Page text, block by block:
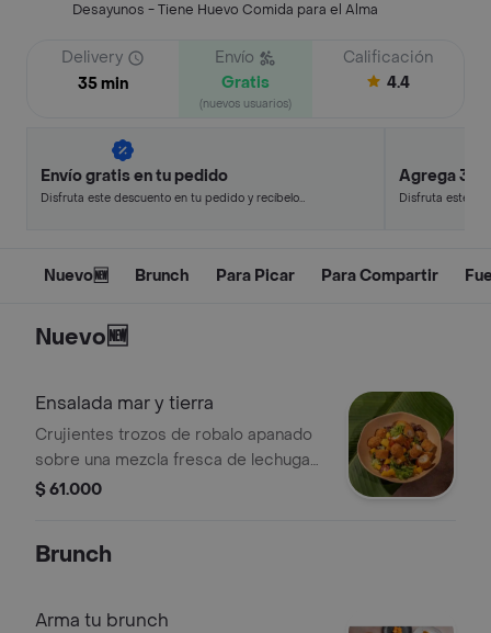
Desayunos - Tiene Huevo Comida para el Alma
Delivery
35 min
Envío
Gratis
(nuevos usuarios)
Calificación
4.4
Envío gratis en tu pedido
Disfruta este descuento en tu pedido y recíbelo
Agrega 3,
Disfruta este
Nuevo🆕 Brunch Para Picar Para Compartir
Nuevo🆕
Ensalada mar y tierra
Crujientes trozos de robalo apanado
sobre una mezcla fresca de lechugas,
cubos de mango dulce, tomates
casa: simple, natural y llena de sabor.
$ 61.000
Brunch
Arma tu brunch